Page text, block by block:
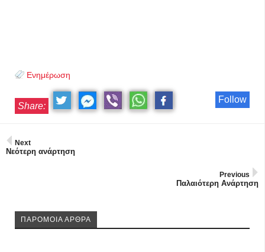
Ενημέρωση
Follow
Share:
Next
Νεότερη ανάρτηση
Previous
Παλαιότερη Ανάρτηση
ΠΑΡΟΜΟΙΑ ΑΡΘΡΑ